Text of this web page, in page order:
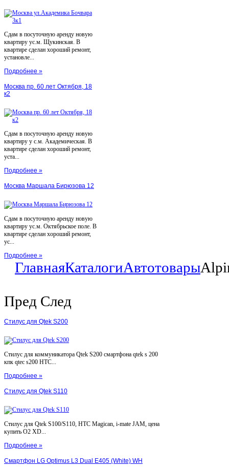
Сдам в посуточную аренду новую
квартиру ус.м. Щукинская. В
квартире сделан хороший ремонт,
установле...
Подробнее »
Москва пр. 60 лет Октября, 18
к2
Сдам в посуточную аренду новую
квартиру у с.м. Академическая. В
квартире сделан хороший ремонт,
уста...
Подробнее »
Москва Маршала Бирюзова 12
Сдам в посуточную аренду новую
квартиру ус.м. Октябрьское поле. В
квартире сделан хороший ремонт,
ус...
Подробнее »
ГлавнаяКаталогиАвтотовары
Пред След
Стилус для Qtek S200
Стилус для коммуникатора Qtek S200 смартфона qtek s 200
кпк qtec s200 HTC...
Подробнее »
Стилус для Qtek S110
Стилус для Qtek S100/S110, HTC Magican, i-mate JAM, цена
купить O2 XD...
Подробнее »
Смартфон LG Optimus L3 Dual E405 (White) WH